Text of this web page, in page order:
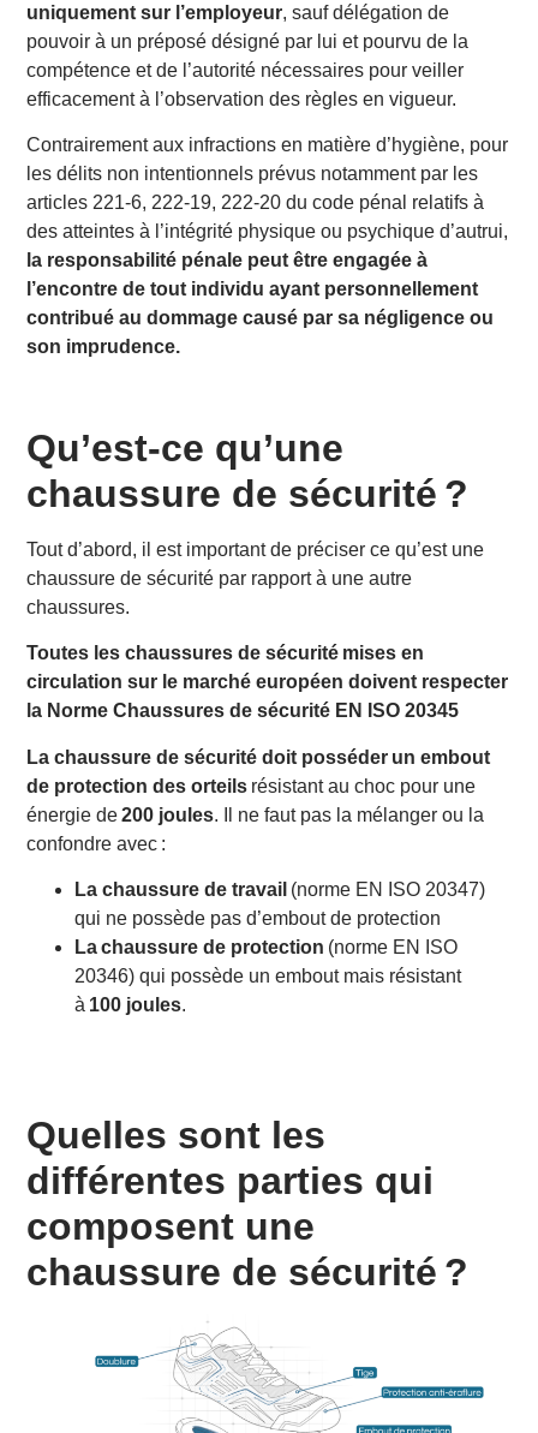
uniquement sur l’employeur, sauf délégation de
pouvoir à un préposé désigné par lui et pourvu de la
compétence et de l’autorité nécessaires pour veiller
efficacement à l’observation des règles en vigueur.
Contrairement aux infractions en matière d’hygiène, pour
les délits non intentionnels prévus notamment par les
articles 221-6, 222-19, 222-20 du code pénal relatifs à
des atteintes à l’intégrité physique ou psychique d’autrui,
la responsabilité pénale peut être engagée à
l’encontre de tout individu ayant personnellement
contribué au dommage causé par sa négligence ou
son imprudence.
Qu’est-ce qu’une
chaussure de sécurité ?
Tout d’abord, il est important de préciser ce qu’est une
chaussure de sécurité par rapport à une autre
chaussures.
Toutes les chaussures de sécurité mises en
circulation sur le marché européen doivent respecter
la Norme Chaussures de sécurité EN ISO 20345
La chaussure de sécurité doit posséder un embout
de protection des orteils résistant au choc pour une
énergie de200 joules. Il ne faut pas la mélanger ou la
confondre avec :
La chaussure de travail (norme EN ISO 20347)
qui ne possède pas d’embout de protection
Lachaussure de protection (norme EN ISO
20346) qui possède un embout mais résistant
à 100 joules.
Quelles sont les
différentes parties qui
composent une
chaussure de sécurité ?